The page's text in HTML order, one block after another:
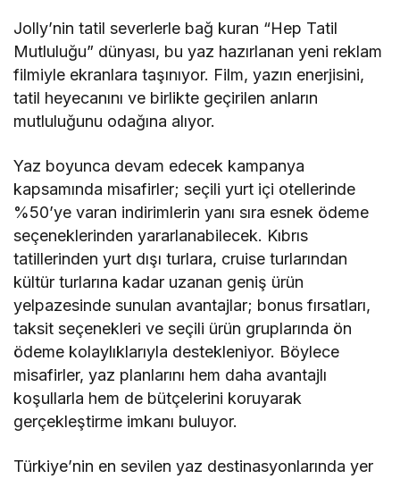
Jolly’nin tatil severlerle bağ kuran “Hep Tatil
Mutluluğu” dünyası, bu yaz hazırlanan yeni reklam
filmiyle ekranlara taşınıyor. Film, yazın enerjisini,
tatil heyecanını ve birlikte geçirilen anların
mutluluğunu odağına alıyor.
Yaz boyunca devam edecek kampanya
kapsamında misafirler; seçili yurt içi otellerinde
%50’ye varan indirimlerin yanı sıra esnek ödeme
seçeneklerinden yararlanabilecek. Kıbrıs
tatillerinden yurt dışı turlara, cruise turlarından
kültür turlarına kadar uzanan geniş ürün
yelpazesinde sunulan avantajlar; bonus fırsatları,
taksit seçenekleri ve seçili ürün gruplarında ön
ödeme kolaylıklarıyla destekleniyor. Böylece
misafirler, yaz planlarını hem daha avantajlı
koşullarla hem de bütçelerini koruyarak
gerçekleştirme imkanı buluyor.
Türkiye’nin en sevilen yaz destinasyonlarında yer